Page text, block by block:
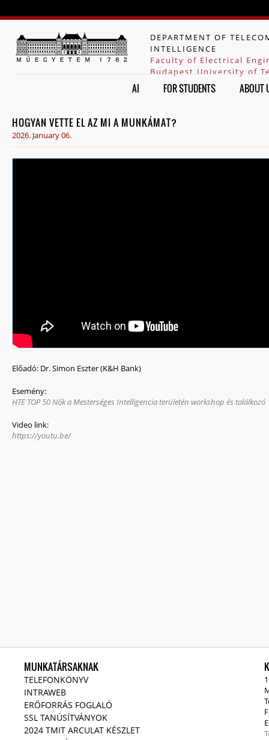
DEPARTMENT OF
INTELLIGENCE
Faculty of Electrical
Budapest University of
AI FOR STUDENTS ABOUT
HOGYAN VETTE EL AZ MI A MUNKÁMAT?
2026. January 06.
Előadó: Dr. Simon Eszter (K&H Bank)
Esemény:
HTE TOP 50 Nők a Mesterséges Intelligencia területén workshop és találkozó
Video link:
https://youtu.be/
MUNKATÁRSAKNAK
TELEFONKÖNYV
INTRAWEB
ERŐFORRÁS FOGLALÓ
SSL TANÚSÍTVÁNYOK
2024 TMIT ARCULAT KÉSZLET